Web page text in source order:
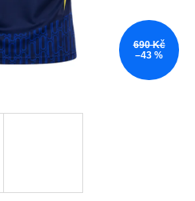
690 Kč
–43 %